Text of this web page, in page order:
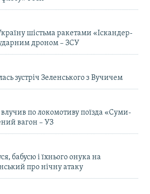
шістьма ракетами «Іскандер-
дроном – ЗСУ
зустріч Зеленського з Вучичем
по локомотиву поїзда «Суми-
вагон – УЗ
бабусю і їхнього онука на
про нічну атаку